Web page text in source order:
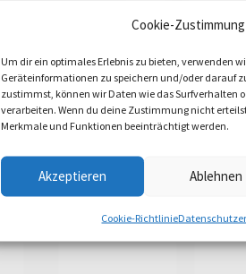
Cookie-
Um dir ein optimales Erlebnis zu bieten, verwenden
Geräteinformationen zu speichern und/oder darauf
zustimmst, können wir Daten wie das Surfverhalten
verarbeiten. Wenn du deine Zustimmung nicht
Merkmale und Funktionen beeinträchtigt werden.
Akzeptieren Ablehnen
Cookie-Richtlinie